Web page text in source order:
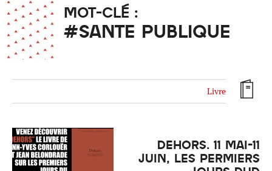
TYPE DE RESSOURCES
MATÉRIAUX
MOT-CLÉ :
#SANTE PUBLIQUE
Livre
DEHORS. 11 MAI-11
JUIN, LES PERMIERS